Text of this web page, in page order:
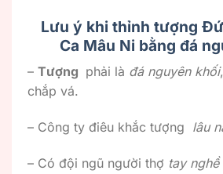
Lưu ý khi thỉnh tượng
Ca Mâu Ni bằng đá
– Tượng phải là đá nguyên khối
chắp vá.
– Công ty điêu khắc tượng lâu
– Có đội ngũ người thợ tay